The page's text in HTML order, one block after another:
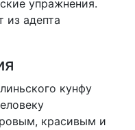
упражнения.
из адепта
кунфу
красивым и